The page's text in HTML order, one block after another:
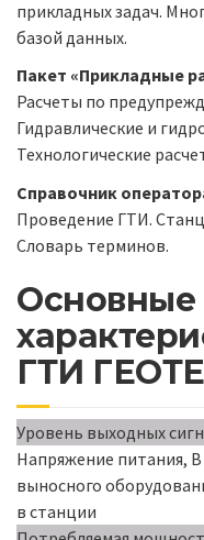
прикладных задач.
базой данных.
Пакет «Прикладные
Расчеты по
Гидравлические и
Технологические
Справочник
Проведение ГТИ.
Словарь терминов.
Основные
ГТИ
Уровень выходных
Напряжение питания, В
выносного
в станции